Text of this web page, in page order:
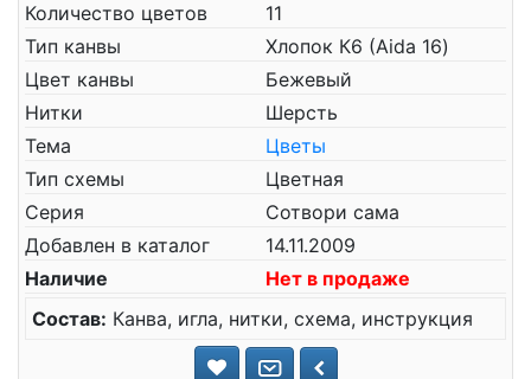
Количество цветов
11
Тип канвы
Хлопок К6 (Aida 16)
Цвет канвы
Бежевый
Нитки
Шерсть
Тема
Цветы
Тип схемы
Цветная
Серия
Сотвори сама
Добавлен в каталог
14.11.2009
Наличие
Нет в продаже
Состав: Канва, игла, нитки, схема, инструкция